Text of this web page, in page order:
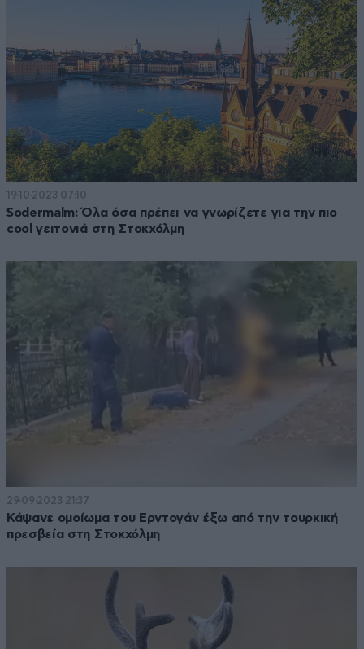
19·10·2023 07:10
Sodermalm: Όλα όσα πρέπει να γνωρίζετε για την πιο
cool γειτονιά στη Στοκχόλμη
29·09·2023 21:37
Κάψανε ομοίωμα του Ερντογάν έξω από την τουρκική
πρεσβεία στη Στοκχόλμη